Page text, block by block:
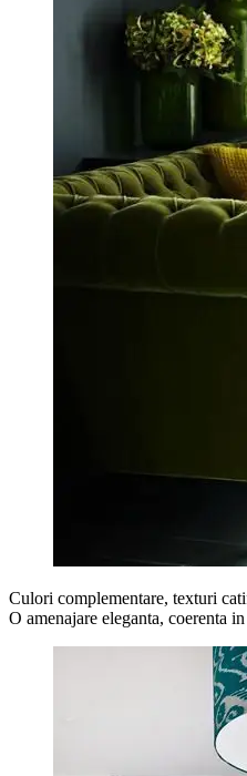
Culori complementare, texturi
O amenajare eleganta, coerenta